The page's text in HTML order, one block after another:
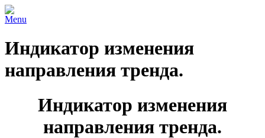
Menu
Индикатор изменения
направления тренда.
Индикатор изменения
направления тренда.